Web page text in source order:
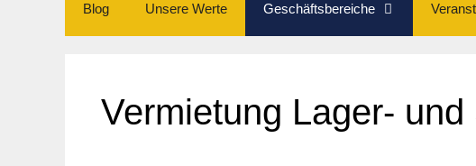
Blog Unsere Werte Geschäftsbereiche
Vermietung Lager-